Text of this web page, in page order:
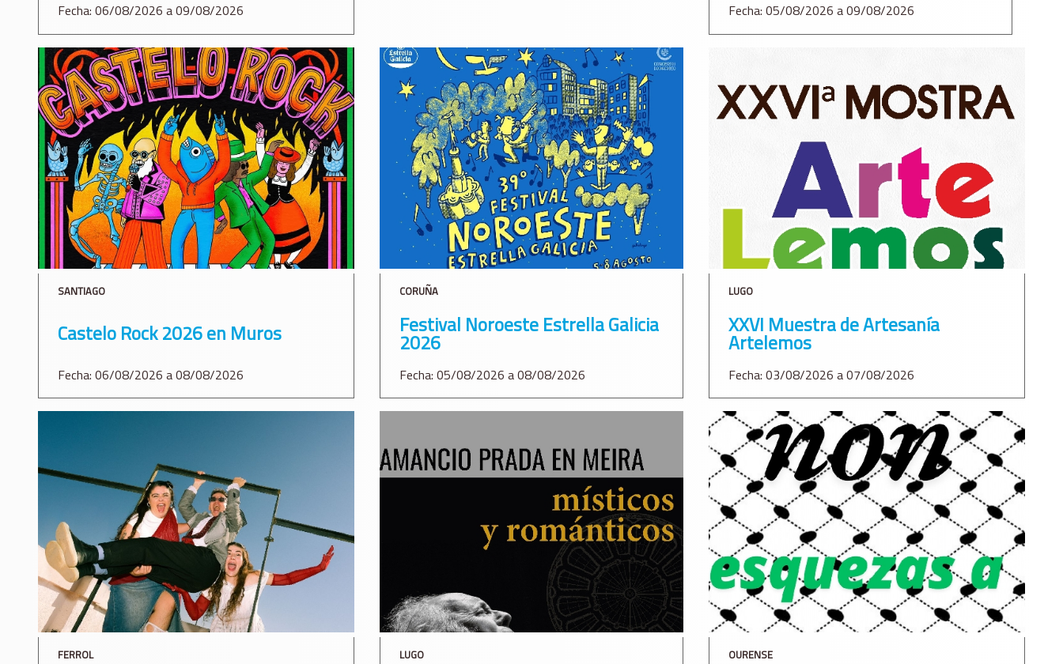
Fecha: 06/08/2026 a 09/08/2026 Fecha: 05/08/2026 a 09/08/2026
SANTIAGO
Castelo Rock 2026 en Muros
Fecha: 06/08/2026 a 08/08/2026
CORUÑA
Festival Noroeste Estrella Galicia
2026
Fecha: 05/08/2026 a 08/08/2026
LUGO
XXVI Muestra de Artesanía
Artelemos
Fecha: 03/08/2026 a 07/08/2026
FERROL LUGO OURENSE